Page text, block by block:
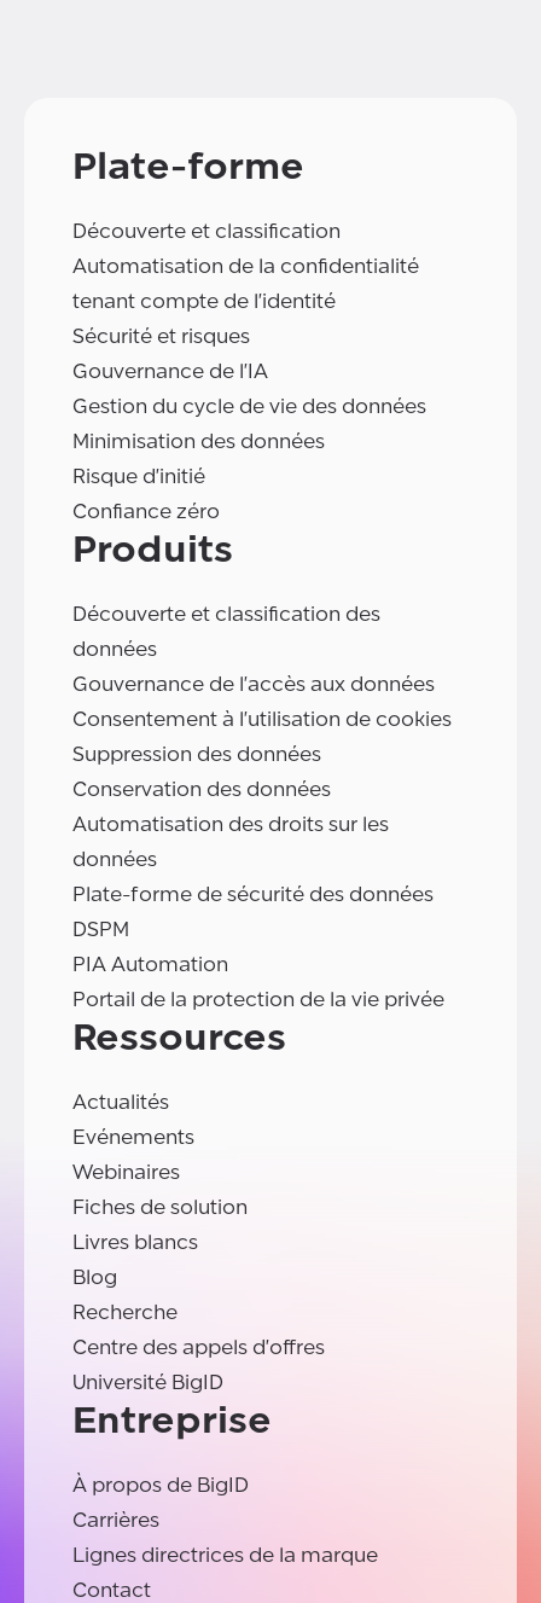
Plate-forme
Découverte et classification
Automatisation de la confidentialité
tenant compte de l'identité
Sécurité et risques
Gouvernance de l'IA
Gestion du cycle de vie des données
Minimisation des données
Risque d'initié
Confiance zéro
Produits
Découverte et classification des
données
Gouvernance de l'accès aux données
Consentement à l'utilisation de cookies
Suppression des données
Conservation des données
Automatisation des droits sur les
données
Plate-forme de sécurité des données
DSPM
PIA Automation
Portail de la protection de la vie privée
Ressources
Actualités
Evénements
Webinaires
Fiches de solution
Livres blancs
Blog
Recherche
Centre des appels d'offres
Université BigID
Entreprise
À propos de BigID
Carrières
Lignes directrices de la marque
Contact